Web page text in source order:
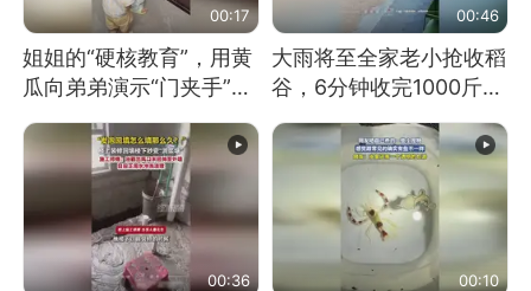
00:17
姐姐的“硬核教育”，用黄
瓜向弟弟演示“门夹手”，
网友：果然言传不如身
教！
00:46
大雨将至全家老小抢收稻
谷，6分钟收完1000斤，
没有一个人掉链子
00:36 00:10